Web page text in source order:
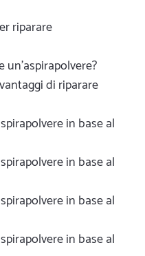
riparare
un'aspirapolvere?
di riparare
in base al
in base al
in base al
in base al